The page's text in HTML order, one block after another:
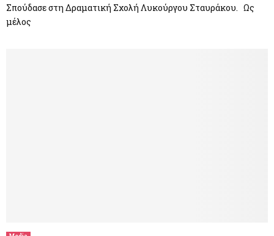
Σπούδασε στη Δραματική Σχολή Λυκούργου Σταυράκου. Ως
μέλος